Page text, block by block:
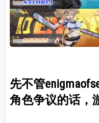
先不管
角色争议的话，